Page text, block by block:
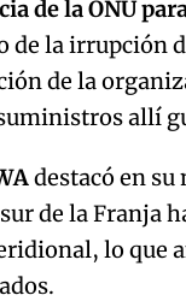
de la ONU
de la irrupción
de la
allí
destacó en su
de la Franja
lo que